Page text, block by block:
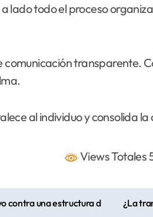
lado todo el proceso
comunicación transparente.
al individuo y consolida
Views Totales
contra una estructura d
¿La